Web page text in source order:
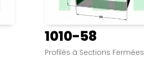
1010-58
Profilés à Sections Fermées